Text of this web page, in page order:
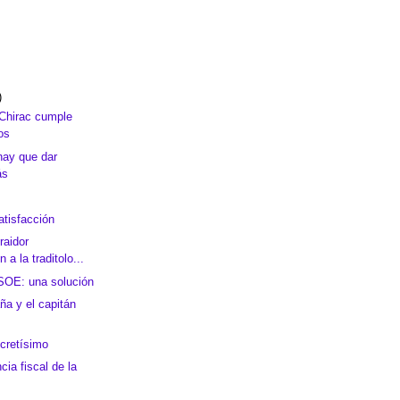
cumple
que dar
a la traditolo...
una solución
y el capitán
fiscal de la